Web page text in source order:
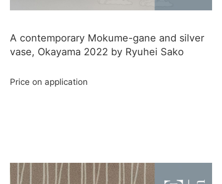
A contemporary Mokume-gane and silver
vase, Okayama 2022 by Ryuhei Sako
Price on application